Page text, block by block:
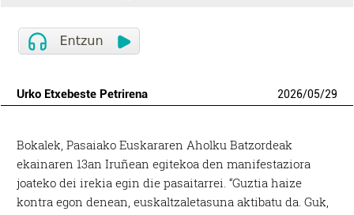
Urko Etxebeste Petrirena 2026/05/29
Bokalek, Pasaiako Euskararen Aholku Batzordeak
ekainaren 13an Iruñean egitekoa den manifestaziora
joateko dei irekia egin die pasaitarrei. “Guztia haize
kontra egon denean, euskaltzaletasuna aktibatu da. Guk,